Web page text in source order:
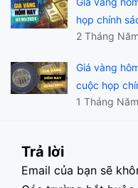
họp chính
2 Tháng
Giá vàng
cuộc họp
1 Tháng
Trả lời
Email của bạn sẽ